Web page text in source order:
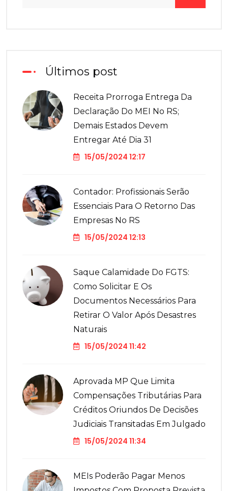
Últimos post
Receita Prorroga Entrega Da
Declaração Do MEI No RS;
Demais Estados Devem
Entregar Até Dia 31
15/05/2024 12:17
Contador: Profissionais Serão
Essenciais Para O Retorno Das
Empresas No RS
15/05/2024 12:13
Saque Calamidade Do FGTS:
Como Solicitar E Os
Documentos Necessários Para
Retirar O Valor Após Desastres
Naturais
15/05/2024 11:42
Aprovada MP Que Limita
Compensações Tributárias Para
Créditos Oriundos De Decisões
Judiciais Transitadas Em Julgado
15/05/2024 11:34
MEIs Poderão Pagar Menos